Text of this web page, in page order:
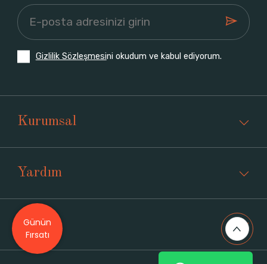
Gizlilik Sözleşmesini okudum ve kabul ediyorum.
Kurumsal
Yardım
Üyelik
Günün
Fırsatı